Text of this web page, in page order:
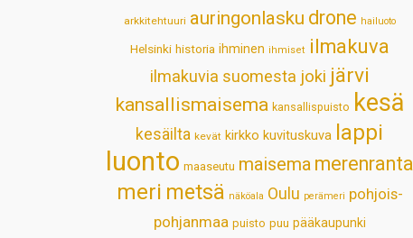
arkkitehtuuri auringonlasku drone hailuoto
Helsinki historia ihminen ihmiset ilmakuva
ilmakuvia suomesta joki järvi
kansallismaisema kansallispuisto kesä
kesäilta kevät kirkko kuvituskuva lappi
luonto maaseutu maisema merenranta
meri metsä näköala Oulu perämeri pohjois-
pohjanmaa puisto puu pääkaupunki